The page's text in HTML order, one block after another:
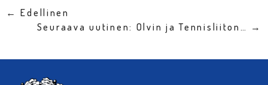
← Edellinen
Seuraava uutinen: Olvin ja Tennisliiton… →